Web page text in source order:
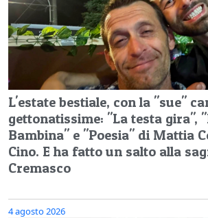
L'estate bestiale, con la "sue"
gettonatissime: "La testa gira",
Bambina" e "Poesia" di Mattia
Cino. E ha fatto un salto alla
Cremasco
4 agosto 2026